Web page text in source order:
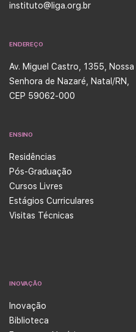
instituto@liga.org.br
ENDEREÇO
Av. Miguel Castro, 1355, Nossa
Senhora de Nazaré, Natal/RN,
CEP 59062-000
ENSINO
Residências
Pós-Graduação
Cursos Livres
Estágios Curriculares
Visitas Técnicas
INOVAÇÃO
Inovação
Biblioteca